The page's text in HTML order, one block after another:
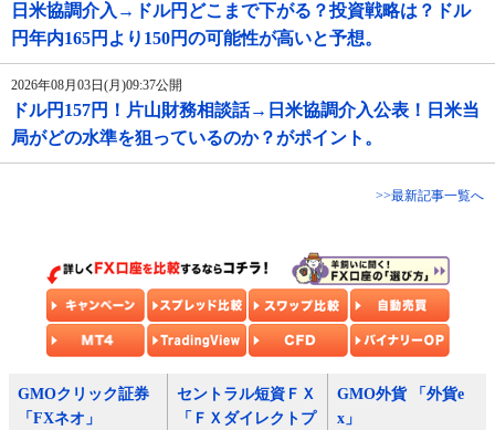
日米協調介入→ドル円どこまで下がる？投資戦略は？ドル
円年内165円より150円の可能性が高いと予想。
2026年08月03日(月)09:37公開
ドル円157円！片山財務相談話→日米協調介入公表！日米当
局がどの水準を狙っているのか？がポイント。
>>最新記事一覧へ
GMOクリック証券
「FXネオ」
セントラル短資ＦＸ
「ＦＸダイレクトプ
GMO外貨 「外貨e
x」